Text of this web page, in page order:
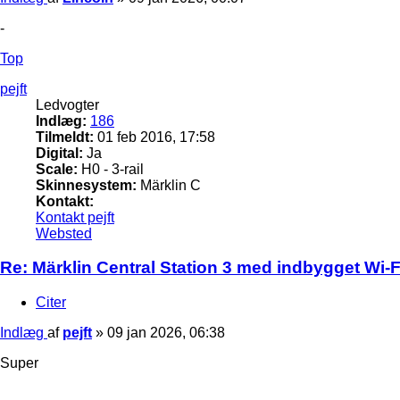
-
Top
pejft
Ledvogter
Indlæg: 186
Tilmeldt: 01 feb 2016, 17:58
Digital: Ja
Scale: H0 - 3-rail
Skinnesystem: Märklin C
Kontakt:
Kontakt pejft
Websted
Re: Märklin Central Station 3 med indbygget Wi-
Citer
Indlæg af pejft » 09 jan 2026, 06:38
Super